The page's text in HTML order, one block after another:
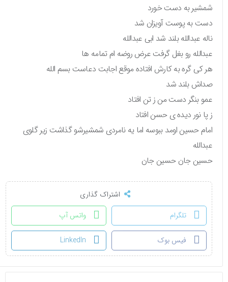
شمشیر به دست خورد
دست به پوست آویزان شد
ناله عبدالله بلند شد ابی عبدالله
عبدالله رو بغل گرفت عرض روضه ام تمامه ها
هر کی گره به کارش افتاده موقع اجابت دعاست بسم الله
صداش بلند شد
عمو بنگر دست من ز تن افتاد
ز پا نور دیده ی حسن افتاد
امام حسین اومد ببوسه اما یه نامردی شمشیرشو گذاشت زیر گلوی
عبدالله
حسین جان حسین جان
اشتراک گذاری
تلگرام
واتس آپ
فیس بوک LinkedIn